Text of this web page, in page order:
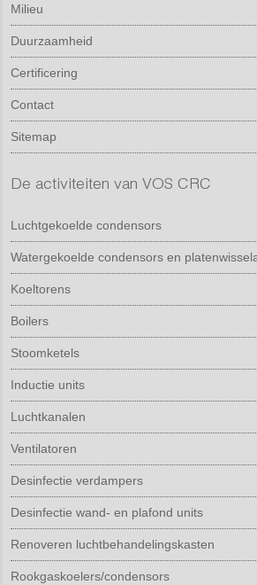
Milieu
Duurzaamheid
Certificering
Contact
Sitemap
De activiteiten van VOS CRC
Luchtgekoelde condensors
Watergekoelde condensors en
Koeltorens
Boilers
Stoomketels
Inductie units
Luchtkanalen
Ventilatoren
Desinfectie verdampers
Desinfectie wand- en plafond units
Renoveren luchtbehandelingskasten
Rookgaskoelers/condensors